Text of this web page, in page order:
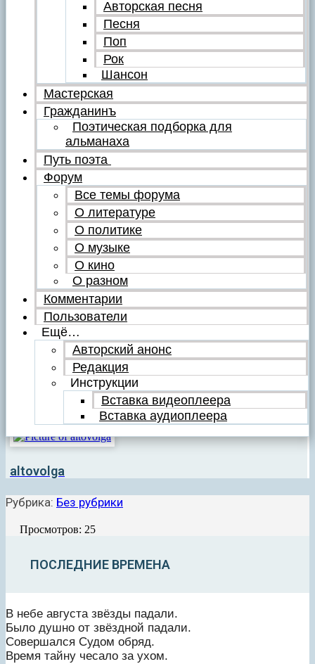
Авторская песня
Песня
Поп
Рок
Шансон
Мастерская
Гражданинъ
Поэтическая подборка для
альманаха
Путь поэта
Форум
Все темы форума
О литературе
О политике
О музыке
О кино
О разном
Комментарии
Пользователи
Ещё…
Авторский анонс
Редакция
Инструкции
Вставка видеоплеера
Вставка аудиоплеера
altovolga
Рубрика: Без рубрики
Просмотров: 25
ПОСЛЕДНИЕ ВРЕМЕНА
В небе августа звёзды падали.
Было душно от звёздной падали.
Совершался Судом обряд.
Время тайну чесало за ухом.